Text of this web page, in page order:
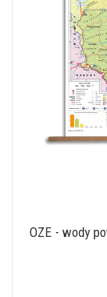
OZE - wody